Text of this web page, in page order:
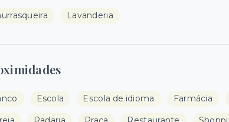
Lavanderia
Escola Escola de idioma Farmácia